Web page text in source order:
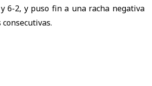
6-2, y puso fin a una racha negativa